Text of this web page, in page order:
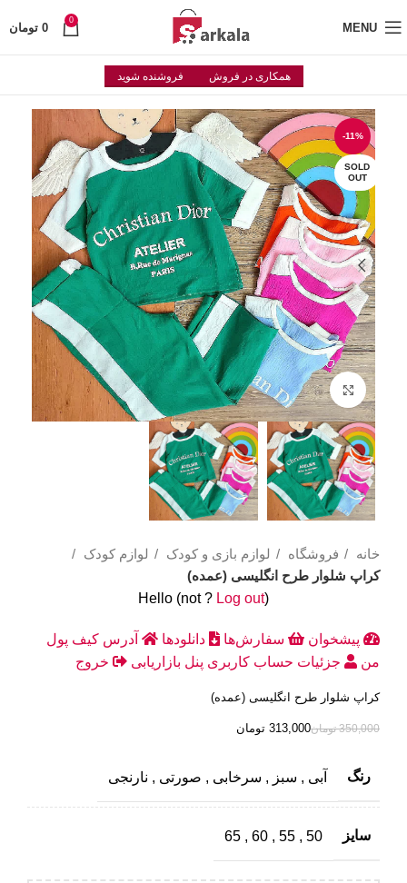
MENU
0
0 تومان
همکاری در فروش فروشنده شوید
-11%
SOLD
OUT
Click to enlarge
خانه فروشگاه لوازم بازی و کودک
لوازم کودک
کراپ شلوار طرح انگلیسی (عمده)
Hello (not? Log out)
پیشخوان سفارش‌ها دانلودها آدرس کیف پول
من
جزئیات حساب کاربری پنل بازاریابی خروج
کراپ شلوار طرح انگلیسی (عمده)
350,000 تومان313,000 تومان
رنگ آبی , سبز , سرخابی , صورتی , نارنجی
سایز 50
,
55
,
60
,
65